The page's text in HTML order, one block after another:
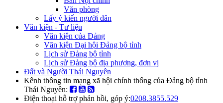
Văn phòng
Lấy ý kiến người dân
Văn kiện - Tư liệu
Văn kiện của Đảng
Văn kiện Đại hội Đảng bộ tỉnh
Lịch sử Đảng bộ tỉnh
Lịch sử Đảng bộ địa phương, đơn vị
Đất và Người Thái Nguyên
Kênh thông tin mạng xã hội chính thống của Đảng bộ tỉnh
Thái Nguyên:
Điện thoại hỗ trợ phản hồi, góp ý:0208.3855.529